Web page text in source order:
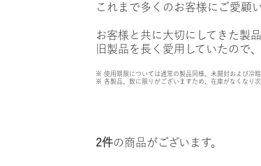
これまで多くのお客様にご愛顧
お客様と共に大切にしてきた製
旧製品を長く愛用していたので
※ 使用期限については通常の製品同様、未開封および冷
※ 各製品、数に限りがございますため、在庫がなくなり
2件の商品がございます。